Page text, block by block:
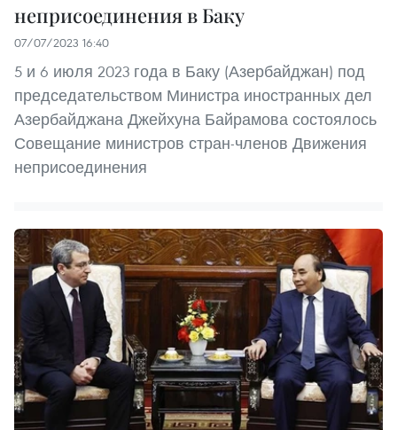
неприсоединения в Баку
07/07/2023 16:40
5 и 6 июля 2023 года в Баку (Азербайджан) под
председательством Министра иностранных дел
Азербайджана Джейхуна Байрамова состоялось
Совещание министров стран-членов Движения
неприсоединения